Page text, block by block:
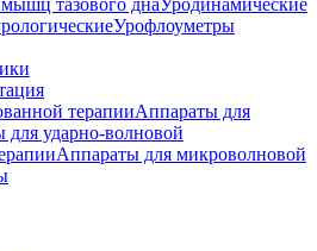
тазового днаУродинамические
Урофлоуметры
терапииАппараты для
для ударно-волновой
Аппараты для микроволновой